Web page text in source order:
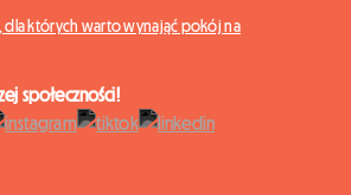
dla których warto wynająć pokój na
społeczności!